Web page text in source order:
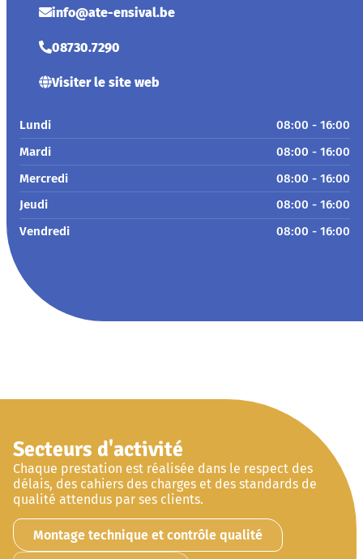
info@ate-ensival.be
08730.7290
Visiter le site web
Lundi
08:00 - 16:00
Mardi
08:00 - 16:00
Mercredi
08:00 - 16:00
Jeudi
08:00 - 16:00
Vendredi
08:00 - 16:00
Secteurs d'activité
Chaque prestation est réalisée dans le respect des
délais, des cahiers des charges et des standards de
qualité attendus par ses clients.
Montage technique et contrôle qualité